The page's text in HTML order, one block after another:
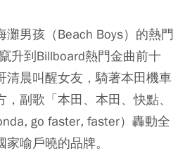
灘男孩（Beach Boys）的熱門
升到Billboard熱門金曲前十
清晨叫醒女友，騎著本田機車
副歌「本田、本田、快點、
go faster, faster）轟動全
喻戶曉的品牌。